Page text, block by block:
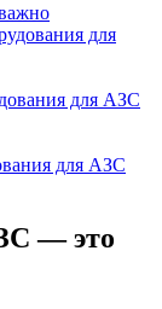
для
для АЗС
для АЗС
— это